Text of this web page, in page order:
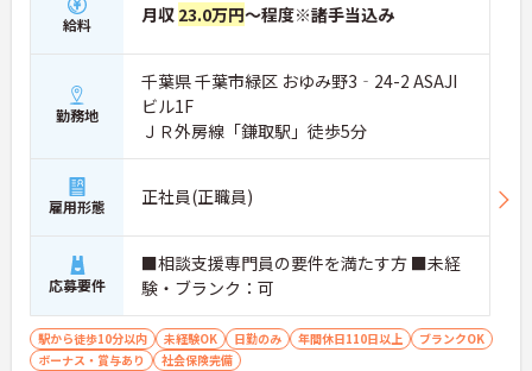
・施設の業績や個人の評価に応じて賞与とは別に支
給される特別報酬制度があり、日々の頑張りが直接
収入として還元されます。
・業務への取り組みやチームへの貢献度が公正に評
価される仕組みにより、高いモチベーションを維持
して働ける環境です。
垣根を超えて協力し合える環境です】
・スタッフ全員で毎朝お客様の体調や業務連絡を丁
寧に共有することで、チーム全体でスムーズに連携
できる体制が構築されています。
・困った時もすぐに相談してフォローし合える風通
しの良い職場となっており、平均勤続年数7.2年とい
う高い定着率につながっています。
【勤務時間内に受講できる資格取得支援制度によ
給料 月収 23.0万円～程度※諸手当込み
勤務地
千葉県 千葉市緑区 おゆみ野3‐24-2 ASAJI
ビル1F
ＪＲ外房線「鎌取駅」徒歩5分
雇用形態 正社員(正職員)
応募要件
■相談支援専門員の要件を満たす方 ■未経
験・ブランク：可
駅から徒歩10分以内 未経験OK 日勤のみ 年間休日110日以上
ブランクOK
ボーナス・賞与あり
社会保険完備